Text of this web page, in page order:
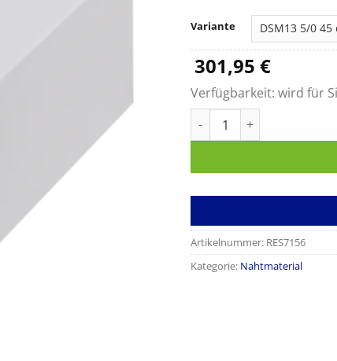
Variante
301,95 €
Verfügbarkeit: wird für
Artikelnummer: RES7156
Kategorie: Nahtmaterial